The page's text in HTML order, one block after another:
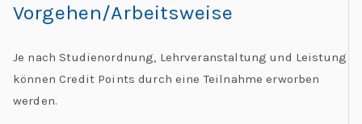
Vorgehen/Arbeitsweise
Je nach Studienordnung, Lehrveranstaltung und Leistung
können Credit Points durch eine Teilnahme erworben
werden.